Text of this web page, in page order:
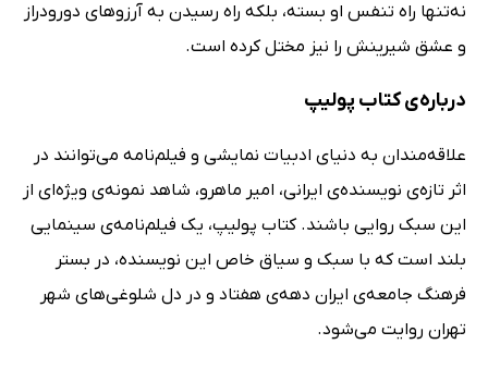
نه‌تنها راه تنفس او بسته، بلکه راه رسیدن به آرزو‌های دور‌ودراز
و عشق شیرینش را نیز مختل کرده است.
درباره‌‌ی کتاب پولیپ
علاقه‌مندان به دنیای ادبیات نمایشی و فیلم‌نامه می‌توانند در
اثر تازه‌ی نویسنده‌ی ایرانی، امیر ماهرو، شاهد نمونه‌ی ویژه‌ای از
این سبک روایی باشند. کتاب پولیپ، یک فیلم‌نامه‌ی سینمایی
بلند است که با سبک و سیاق خاص این نویسنده، در بستر
فرهنگ جامعه‌ی ایران دهه‌ی هفتاد و در دل شلوغی‌های شهر
تهران روایت می‌شود.